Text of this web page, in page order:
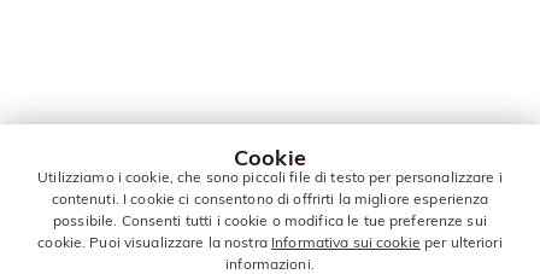
Cookie
Utilizziamo i cookie, che sono piccoli file di testo per personalizzare i
contenuti. I cookie ci consentono di offrirti la migliore esperienza
possibile. Consenti tutti i cookie o modifica le tue preferenze sui
cookie. Puoi visualizzare la nostra Informativa sui cookie per ulteriori
informazioni.